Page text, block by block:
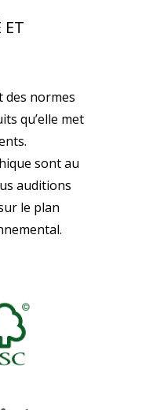
ET
des normes
qu’elle met
sont au
auditions
le plan